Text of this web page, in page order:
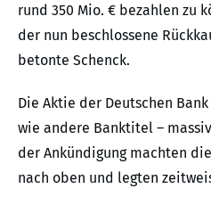
rund 350 Mio. € bezahlen zu
der nun beschlossene
betonte Schenck.
Die Aktie der Deutschen
wie andere Banktitel –
der Ankündigung machten
nach oben und legten